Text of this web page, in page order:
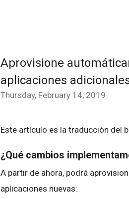
Aprovisione
aplicaciones
Thursday, February 14, 2019
Este artículo es la traducción del
¿Qué cambios
A partir de ahora, podrá
aplicaciones nuevas: